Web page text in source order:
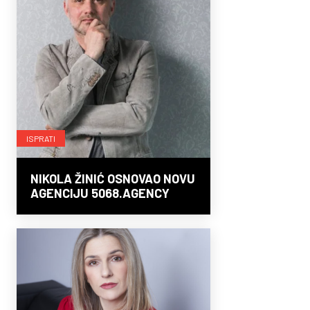
ISPRATI
NIKOLA ŽINIĆ OSNOVAO NOVU
AGENCIJU 5068.AGENCY